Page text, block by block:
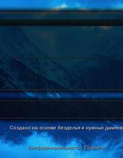
Создано на основе безделья и нужных дампов
Конфиденциальность|Правила